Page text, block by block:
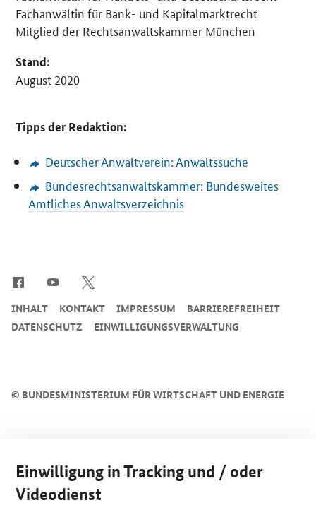
Fachanwältin für Bank- und Kapitalmarktrecht
Mitglied der Rechtsanwaltskammer München
Stand:
August 2020
Tipps der Redaktion:
Deutscher Anwaltverein: Anwaltssuche
Bundesrechtsanwaltskammer: Bundesweites
Amtliches Anwaltsverzeichnis
© BUNDESMINISTERIUM FÜR WIRTSCHAFT UND ENERGIE
INHALT KONTAKT IMPRESSUM
BARRIEREFREIHEIT
DATENSCHUTZ
EINWILLIGUNGSVERWALTUNG
Einwilligung in Tracking und / oder
Videodienst